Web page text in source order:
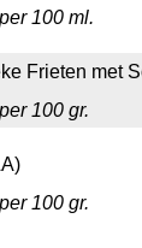
100 ml.
Frieten met
100 gr.
100 gr.